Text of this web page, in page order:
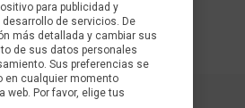
para publicidad y
de servicios. De
más detallada y cambiar sus
de sus datos personales
Sus preferencias se
en cualquier momento
web. Por favor, elige tus